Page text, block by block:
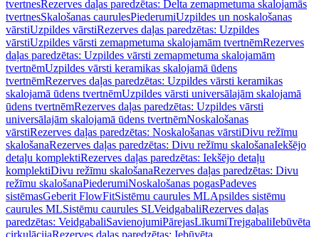
tvertnesRezerves daļas paredzētas: Delta zemapmetuma skalojamās
tvertnesSkalošanas caurulesPiederumiUzpildes un noskalošanas
vārstiUzpildes vārstiRezerves daļas paredzētas: Uzpildes
vārstiUzpildes vārsti zemapmetuma skalojamām tvertnēmRezerves
daļas paredzētas: Uzpildes vārsti zemapmetuma skalojamām
tvertnēmUzpildes vārsti keramikas skalojamā ūdens
tvertnēmRezerves daļas paredzētas: Uzpildes vārsti keramikas
skalojamā ūdens tvertnēmUzpildes vārsti universālajām skalojamā
ūdens tvertnēmRezerves daļas paredzētas: Uzpildes vārsti
universālajām skalojamā ūdens tvertnēmNoskalošanas
vārstiRezerves daļas paredzētas: Noskalošanas vārstiDivu režīmu
skalošanaRezerves daļas paredzētas: Divu režīmu skalošanaIekšējo
detaļu komplektiRezerves daļas paredzētas: Iekšējo detaļu
komplektiDivu režīmu skalošanaRezerves daļas paredzētas: Divu
režīmu skalošanaPiederumiNoskalošanas pogasPadeves
sistēmasGeberit FlowFitSistēmu caurules MLApsildes sistēmu
caurules MLSistēmu caurules SLVeidgabaliRezerves daļas
paredzētas: VeidgabaliSavienojumiPārejasLīkumiTrejgabaliIebūvēta
cirkulācijaRezerves daļas paredzētas: Iebūvēta